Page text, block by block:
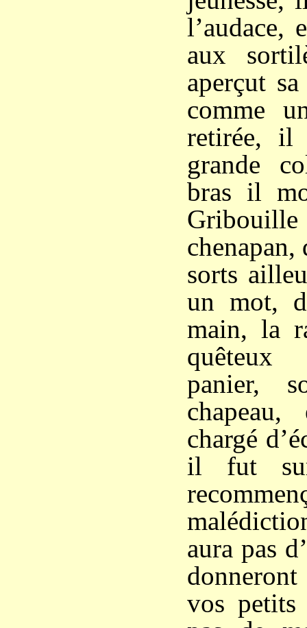
l’audace,
aux
aperçut
comme
retirée, il
grande
bras il
sorts
un mot,
main, la
quêteux
panier,
chargé
il fut
aura pas
vos petits